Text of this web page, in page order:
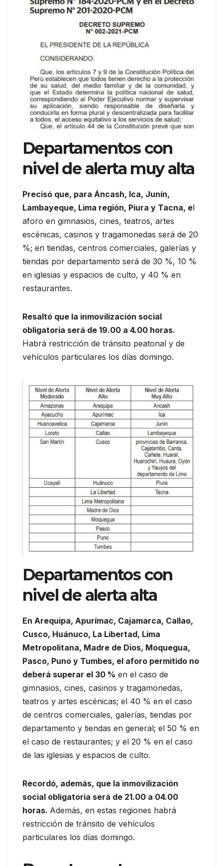
Departamentos con
nivel de alerta muy alta
Precisó que, para Áncash, Ica, Junín,
Lambayeque, Lima región, Piura y Tacna, el
aforo en gimnasios, cines, teatros, artes
escénicas, casinos y tragamonedas será de 20
%; en tiendas, centros comerciales, galerías y
tiendas por departamento será de 30 %, 10 %
en iglesias y espacios de culto, y 40 % en
restaurantes.
Resaltó que la inmovilización social
obligatoria será de 19.00 a 4.00 horas.
Habrá restricción de tránsito peatonal y de
vehículos particulares los días domingo.
Departamentos con
nivel de alerta alta
En Arequipa, Apurímac, Cajamarca, Callao,
Cusco, Huánuco, La Libertad, Lima
Metropolitana, Madre de Dios, Moquegua,
Pasco, Puno y Tumbes, el aforo permitido no
deberá superar el 30 % en el caso de
gimnasios, cines, casinos y tragamonedas,
teatros y artes escénicas; el 40 % en el caso
de centros comerciales, galerías, tiendas por
departamento y tiendas en general; el 50 % en
el caso de restaurantes; y el 20 % en el caso
de las iglesias y espacios de culto.
Recordó, además, que la inmovilización
social obligatoria será de 21.00 a 04.00
horas. Además, en estas regiones habrá
restricción de tránsito de vehículos
particulares los días domingo.